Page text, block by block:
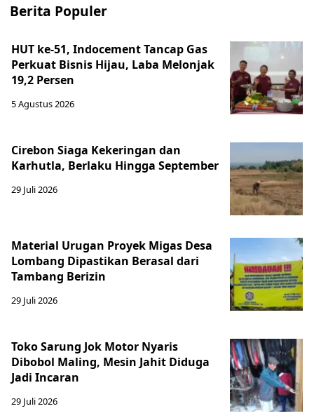
Berita Populer
HUT ke-51, Indocement Tancap Gas
Perkuat Bisnis Hijau, Laba Melonjak
19,2 Persen
5 Agustus 2026
Cirebon Siaga Kekeringan dan
Karhutla, Berlaku Hingga September
29 Juli 2026
Material Urugan Proyek Migas Desa
Lombang Dipastikan Berasal dari
Tambang Berizin
29 Juli 2026
Toko Sarung Jok Motor Nyaris
Dibobol Maling, Mesin Jahit Diduga
Jadi Incaran
29 Juli 2026